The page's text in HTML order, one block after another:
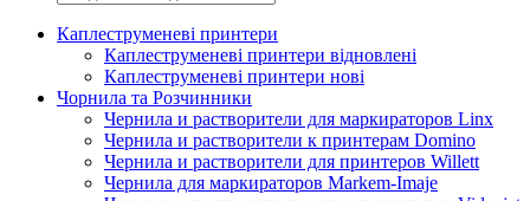
Каплеструменеві принтери
Каплеструменеві принтери відновлені
Каплеструменеві принтери нові
Чорнила та Розчинники
Чернила и растворители для маркираторов Linx
Чернила и растворители к принтерам Domino
Чернила и растворители для принтеров Willett
Чернила для маркираторов Markem-Imaje